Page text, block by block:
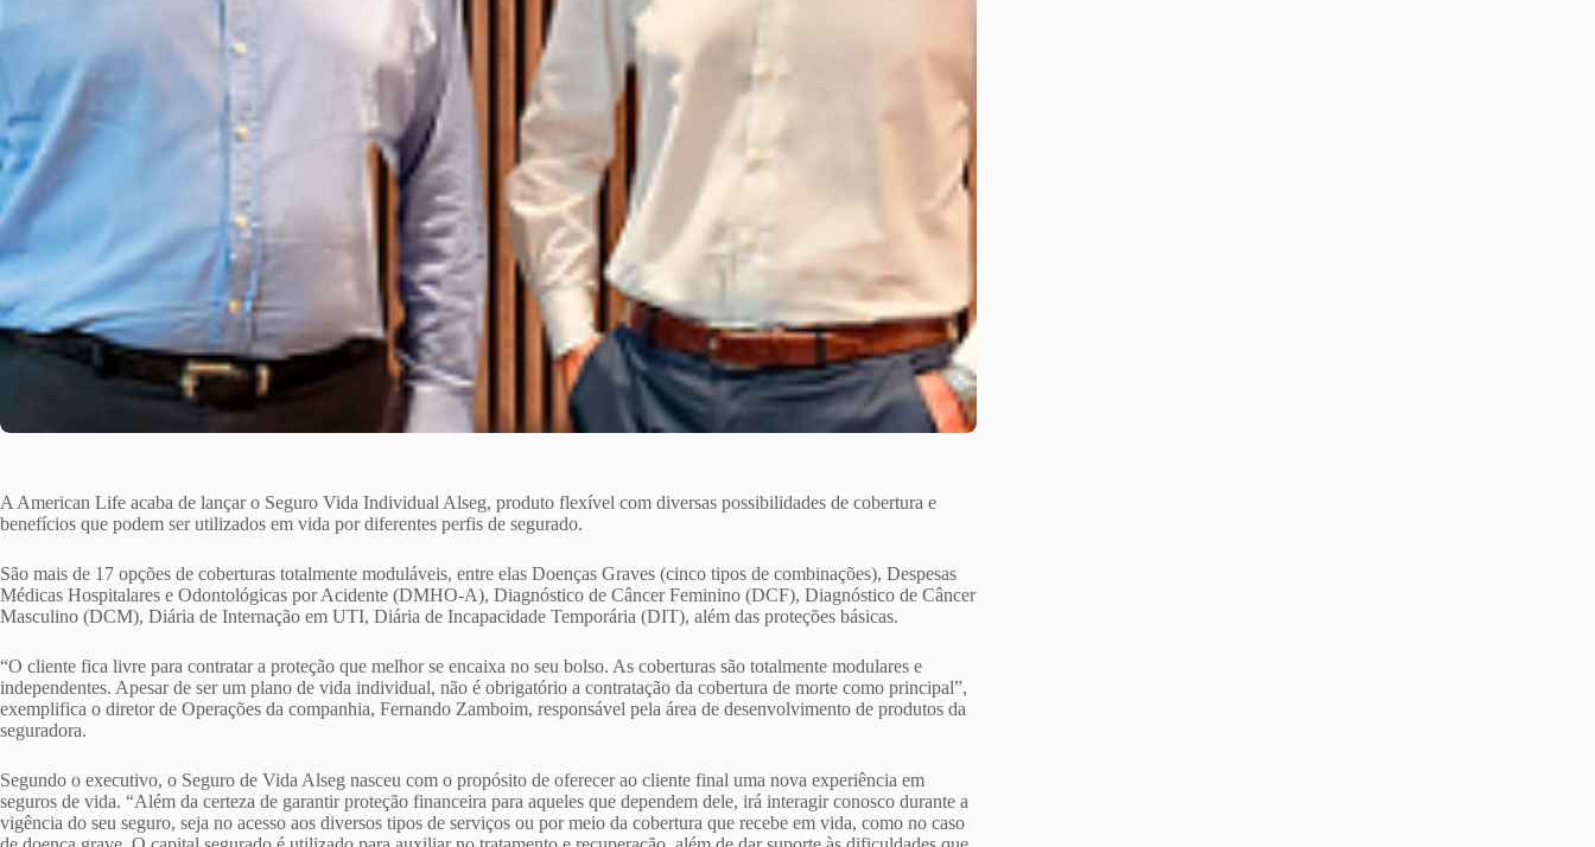
A American Life acaba de lançar o Seguro Vida Individual Alseg, produto flexível com diversas possibilidades de cobertura e
benefícios que podem ser utilizados em vida por diferentes perfis de segurado.
São mais de 17 opções de coberturas totalmente moduláveis, entre elas Doenças Graves (cinco tipos de combinações), Despesas
Médicas Hospitalares e Odontológicas por Acidente (DMHO-A), Diagnóstico de Câncer Feminino (DCF), Diagnóstico de Câncer
Masculino (DCM), Diária de Internação em UTI, Diária de Incapacidade Temporária (DIT), além das proteções básicas.
“O cliente fica livre para contratar a proteção que melhor se encaixa no seu bolso. As coberturas são totalmente modulares e
independentes. Apesar de ser um plano de vida individual, não é obrigatório a contratação da cobertura de morte como principal”,
exemplifica o diretor de Operações da companhia, Fernando Zamboim, responsável pela área de desenvolvimento de produtos da
seguradora.
Segundo o executivo, o Seguro de Vida Alseg nasceu com o propósito de oferecer ao cliente final uma nova experiência em
seguros de vida. “Além da certeza de garantir proteção financeira para aqueles que dependem dele, irá interagir conosco durante a
vigência do seu seguro, seja no acesso aos diversos tipos de serviços ou por meio da cobertura que recebe em vida, como no caso